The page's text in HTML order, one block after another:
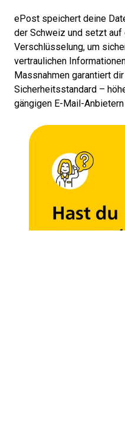
ePost speichert deine
der Schweiz und setzt
Verschlüsselung, um
vertraulichen
Massnahmen garantiert
Sicherheitsstandard –
gängigen E-Mail-